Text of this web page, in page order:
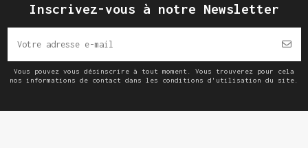
Inscrivez-vous à notre Newsletter
Vous pouvez vous désinscrire à tout moment. Vous trouverez pour cela
nos informations de contact dans les conditions d'utilisation du site.